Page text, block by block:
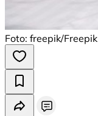
Foto: freepik/Freepik